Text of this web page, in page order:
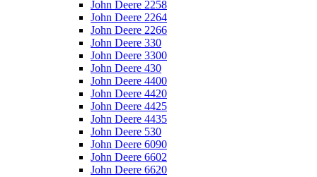
John Deere 2258
John Deere 2264
John Deere 2266
John Deere 330
John Deere 3300
John Deere 430
John Deere 4400
John Deere 4420
John Deere 4425
John Deere 4435
John Deere 530
John Deere 6090
John Deere 6602
John Deere 6620